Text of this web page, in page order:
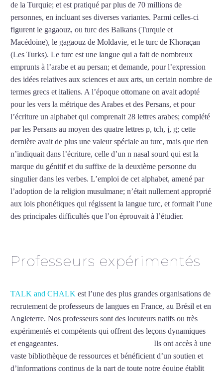
de la Turquie; et est pratiqué par plus de 70 millions de
personnes, en incluant ses diverses variantes. Parmi celles-ci
figurent le gagaouz, ou turc des Balkans (Turquie et
Macédoine), le gagaouz de Moldavie, et le turc de Khoraçan
(Les Turks). Le turc est une langue qui a fait de nombreux
emprunts à l’arabe et au persan; et demande, pour l’expression
des idées relatives aux sciences et aux arts, un certain nombre de
termes grecs et italiens. A l’époque ottomane on avait adopté
pour les vers la métrique des Arabes et des Persans, et pour
l’écriture un alphabet qui comprenait 28 lettres arabes; complété
par les Persans au moyen des quatre lettres p, tch, j, g; cette
dernière avait de plus une valeur spéciale au turc, mais que rien
n’indiquait dans l’écriture, celle d’un n nasal sourd qui est la
marque du génitif et du suffixe de la deuxième personne du
singulier dans les verbes. L’emploi de cet alphabet, amené par
l’adoption de la religion musulmane; n’était nullement approprié
aux lois phonétiques qui régissent la langue turc, et formait l’une
des principales difficultés que l’on éprouvait à l’étudier.
Professeurs expérimentés
TALK and CHALK est l’une des plus grandes organisations de
recrutement de professeurs de langues en France, au Brésil et en
Angleterre. Nos professeurs sont des locuteurs natifs ou très
expérimentés et compétents qui offrent des leçons dynamiques
et engageantes.
Ils ont accès à une
vaste bibliothèque de ressources et bénéficient d’un soutien et
d’informations continus de la part de toute notre équipe établit